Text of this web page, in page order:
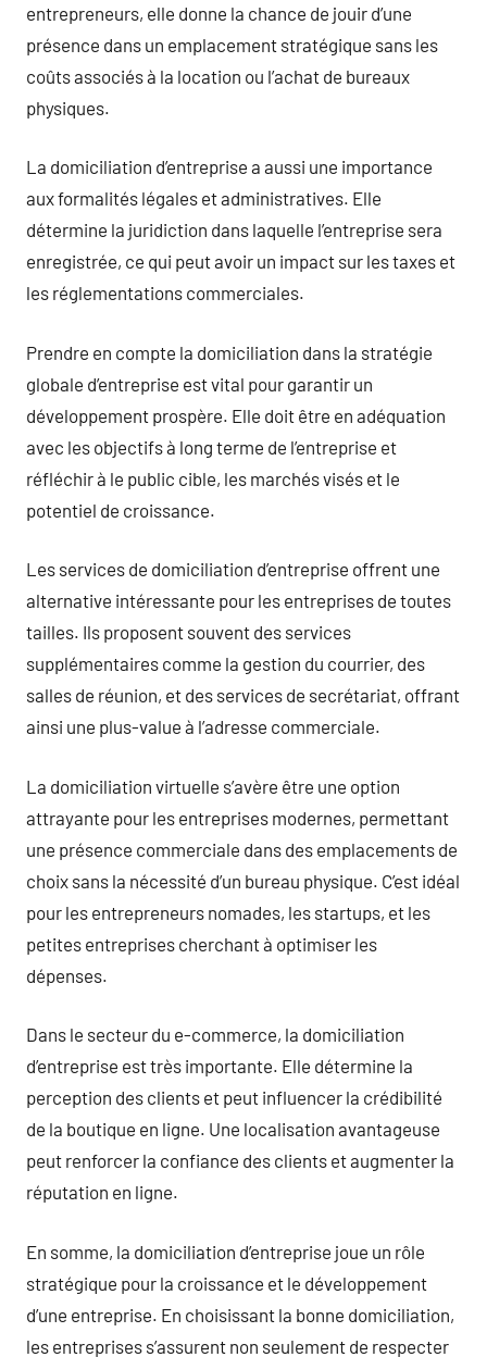
entrepreneurs, elle donne la chance de jouir d’une
présence dans un emplacement stratégique sans les
coûts associés à la location ou l’achat de bureaux
physiques.
La domiciliation d’entreprise a aussi une importance
aux formalités légales et administratives. Elle
détermine la juridiction dans laquelle l’entreprise sera
enregistrée, ce qui peut avoir un impact sur les taxes et
les réglementations commerciales.
Prendre en compte la domiciliation dans la stratégie
globale d’entreprise est vital pour garantir un
développement prospère. Elle doit être en adéquation
avec les objectifs à long terme de l’entreprise et
réfléchir à le public cible, les marchés visés et le
potentiel de croissance.
Les services de domiciliation d’entreprise offrent une
alternative intéressante pour les entreprises de toutes
tailles. Ils proposent souvent des services
supplémentaires comme la gestion du courrier, des
salles de réunion, et des services de secrétariat, offrant
ainsi une plus-value à l’adresse commerciale.
La domiciliation virtuelle s’avère être une option
attrayante pour les entreprises modernes, permettant
une présence commerciale dans des emplacements de
choix sans la nécessité d’un bureau physique. C’est idéal
pour les entrepreneurs nomades, les startups, et les
petites entreprises cherchant à optimiser les
dépenses.
Dans le secteur du e-commerce, la domiciliation
d’entreprise est très importante. Elle détermine la
perception des clients et peut influencer la crédibilité
de la boutique en ligne. Une localisation avantageuse
peut renforcer la confiance des clients et augmenter la
réputation en ligne.
En somme, la domiciliation d’entreprise joue un rôle
stratégique pour la croissance et le développement
d’une entreprise. En choisissant la bonne domiciliation,
les entreprises s’assurent non seulement de respecter